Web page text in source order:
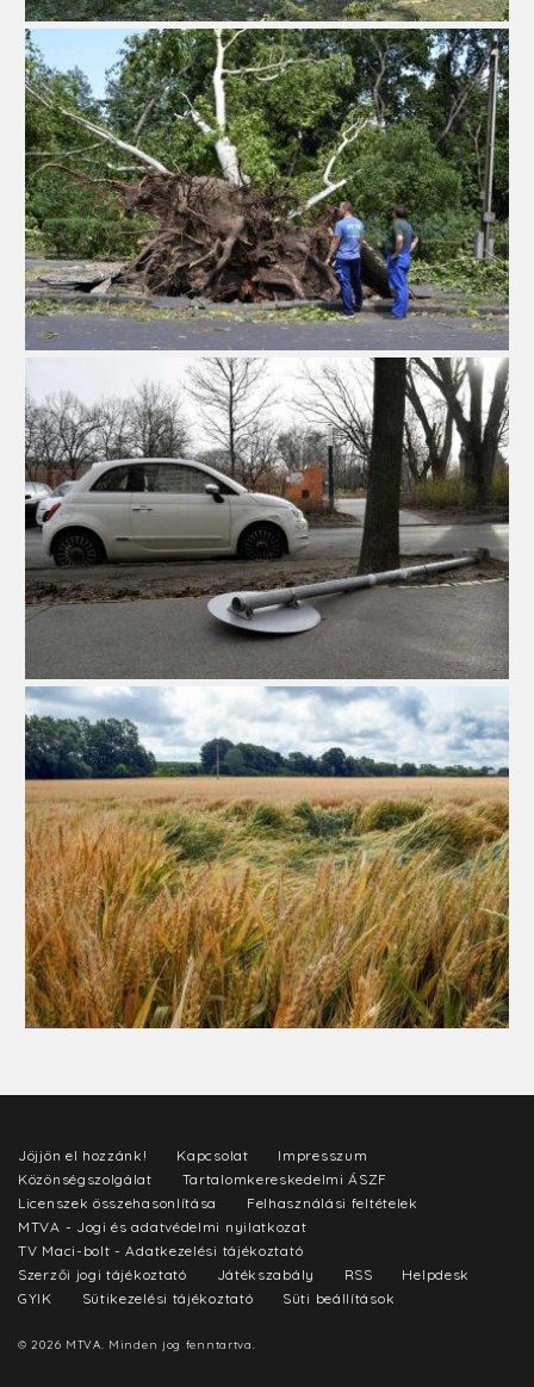
Jöjjön el hozzánk! Kapcsolat
Impresszum
Közönségszolgálat
Tartalomkereskedelmi ÁSZF
Licenszek összehasonlítása
Felhasználási feltételek
MTVA - Jogi és adatvédelmi nyilatkozat
TV Maci-bolt - Adatkezelési tájékoztató
Szerzői jogi tájékoztató
Játékszabály RSS
Helpdesk
GYIK
Sütikezelési tájékoztató Süti beállítások
© 2026 MTVA. Minden jog fenntartva.